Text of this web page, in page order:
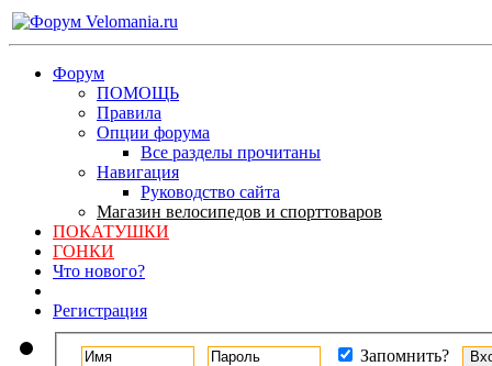
Форум
ПОМОЩЬ
Правила
Опции форума
Все разделы прочитаны
Навигация
Руководство сайта
Магазин велосипедов и спорттоваров
ПОКАТУШКИ
ГОНКИ
Что нового?
Регистрация
Запомнить?